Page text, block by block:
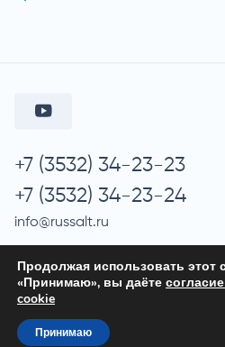
+7 (3532) 34-23-23
+7 (3532) 34-23-24
info@russalt.ru
© 2026 ООО «Руссоль»
Политика конфиденциальности
Продолжая использовать этот
«Принимаю», вы даёте
cookie
Принимаю